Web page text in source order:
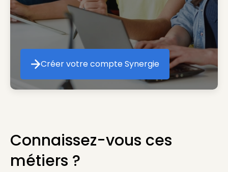
Créer votre compte Synergie
Créer votre compte Synergie
Connaissez-vous ces
métiers ?